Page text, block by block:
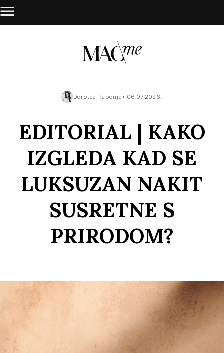
Dorotea Paponja 06.07.2026.
EDITORIAL | KAKO
IZGLEDA KAD SE
LUKSUZAN NAKIT
SUSRETNE S
PRIRODOM?